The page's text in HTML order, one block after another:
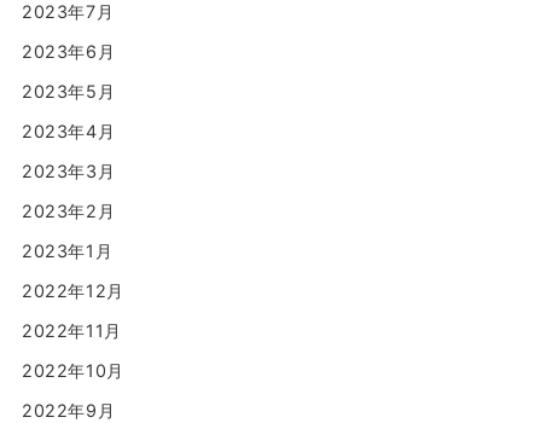
2023年7月
2023年6月
2023年5月
2023年4月
2023年3月
2023年2月
2023年1月
2022年12月
2022年11月
2022年10月
2022年9月